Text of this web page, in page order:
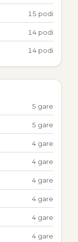
15 podi
14 podi
14 podi
5 gare
5 gare
4 gare
4 gare
4 gare
4 gare
4 gare
4 gare